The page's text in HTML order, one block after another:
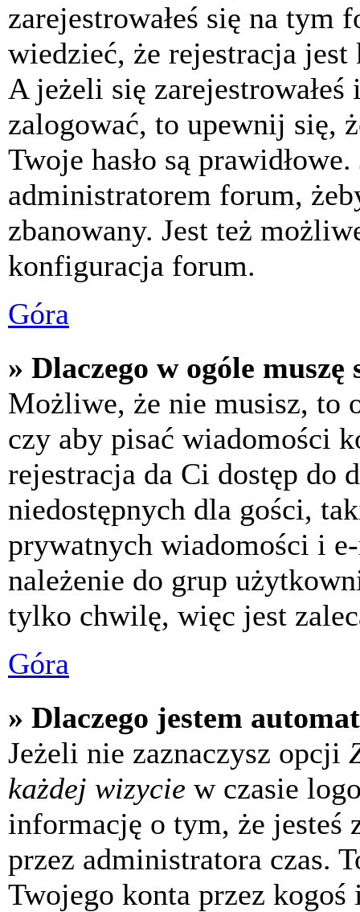
zarejestrowałeś się na tym
wiedzieć, że rejestracja
A jeżeli się
zalogować, to upewnij się,
Twoje hasło są
administratorem forum,
zbanowany. Jest też
konfiguracja forum.
Góra
» Dlaczego w ogóle
Możliwe, że nie musisz, to
czy aby pisać wiadomości
rejestracja da Ci dostęp do
niedostępnych dla gości,
prywatnych wiadomości i
należenie do grup
tylko chwilę, więc jest
Góra
» Dlaczego jestem
Jeżeli nie zaznaczysz opcji
każdej wizycie w czasie
informację o tym, że jesteś
przez administratora czas.
Twojego konta przez kogoś